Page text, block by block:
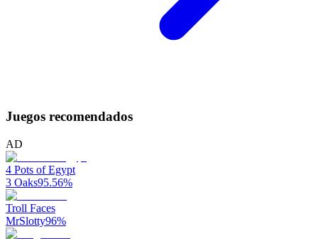
Juegos recomendados
AD
4 Pots of Egypt
3 Oaks95.56%
Troll Faces
MrSlotty96%